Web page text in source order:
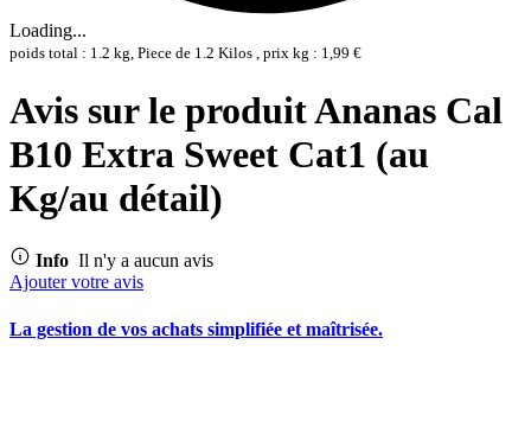
Loading...
poids total : 1.2 kg, Piece de 1.2 Kilos , prix kg : 1,99 €
Avis sur le produit Ananas Cal
B10 Extra Sweet Cat1 (au
Kg/au détail)
Info Il n'y a aucun avis
Ajouter votre avis
La gestion de vos achats simplifiée et maîtrisée.